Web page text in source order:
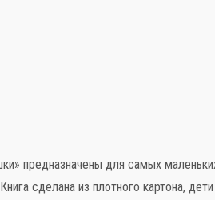
предназначены для самых
сделана из плотного картона,